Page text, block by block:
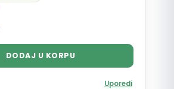
DODAJ U KORPU
Uporedi